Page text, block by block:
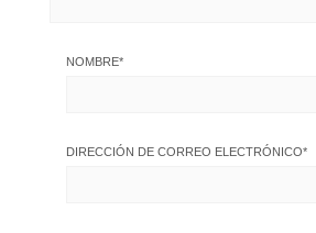
NOMBRE*
DIRECCIÓN DE CORREO ELECTRÓNICO*